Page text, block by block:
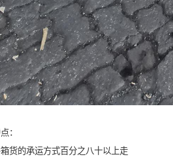
：
货的承运方式百分之八十以上走